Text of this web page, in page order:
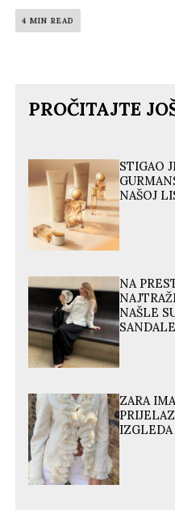
4 MIN READ
PROČITAJTE
STIGAO
NAŠOJ
NA
NAŠLE
SANDALE
ZARA